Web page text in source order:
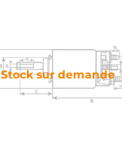
Stock sur demande